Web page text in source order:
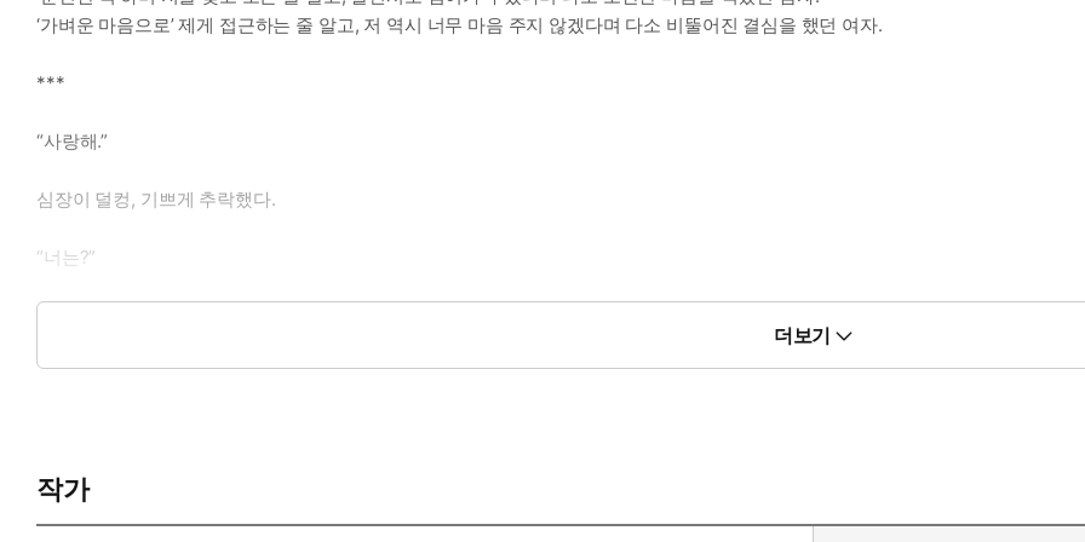
‘가벼운 마음으로’ 제게 접근하는 줄 알고, 저 역시 너무 마음 주지 않겠다며 다소 비뚤어진 결심을 했던 여자.
***
“사랑해.”
심장이 덜컹, 기쁘게 추락했다.
“너는?”
“그러면 우린 절대 헤어지면 안 되겠네.”
그거야말로 정하가 원했던 유혹의 형태였으므로.
더보기
작가